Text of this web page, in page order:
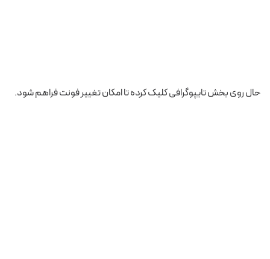
حال روی بخش تایپوگرافی کلیک کرده تا امکان تغییر فونت فراهم شود.